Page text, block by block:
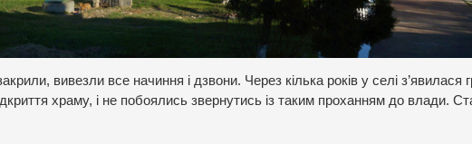
вивезли все начиння і дзвони. Через кілька років у селі з’явилася
храму, і не побоялись звернутись із таким проханням до влади.